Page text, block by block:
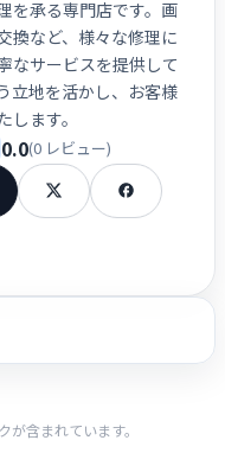
を承る専門店です。画
換など、様々な修理に
なサービスを提供して
立地を活かし、お客様
ます。
0.0(0 レビュー)
含まれています。